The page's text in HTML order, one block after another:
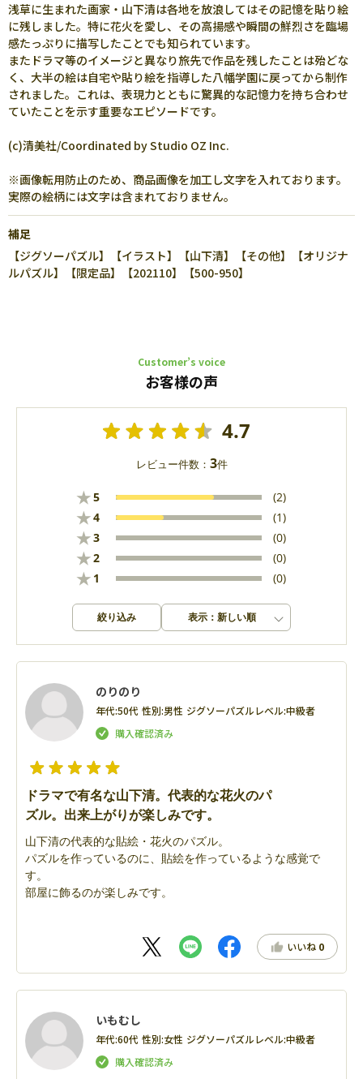
浅草に生まれた画家・山下清は各地を放浪してはその記憶を貼り絵
に残しました。特に花火を愛し、その高揚感や瞬間の鮮烈さを臨場
感たっぷりに描写したことでも知られています。
またドラマ等のイメージと異なり旅先で作品を残したことは殆どな
く、大半の絵は自宅や貼り絵を指導した八幡学園に戻ってから制作
されました。これは、表現力とともに驚異的な記憶力を持ち合わせ
ていたことを示す重要なエピソードです。
(c)清美社/Coordinated by Studio OZ Inc.
※画像転用防止のため、商品画像を加工し文字を入れております。
実際の絵柄には文字は含まれておりません。
補足
【ジグソーパズル】【イラスト】【山下清】【その他】【オリジナ
ルパズル】【限定品】【202110】【500-950】
Customer’s voice
お客様の声
4.7
レビュー件数： 3件
★5 (2)
★4 (1)
★3 (0)
★2 (0)
★ 1 (0)
絞り込み 表示：新しい順
のりのり
年代:50代 性別:男性 ジグソーパズルレベル:中級者
ドラマで有名な山下清。代表的な花火のパ
ズル。出来上がりが楽しみです。
山下清の代表的な貼絵・花火のパズル。
パズルを作っているのに、貼絵を作っているような感覚で
す。
部屋に飾るのが楽しみです。
いいね 0
いもむし
年代:60代 性別:女性 ジグソーパズルレベル:中級者